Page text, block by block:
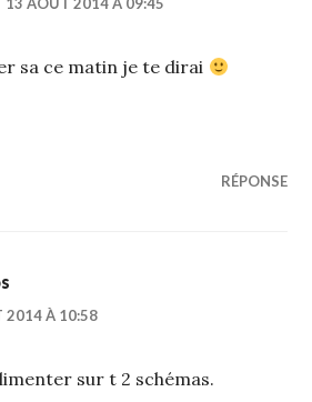
13 AOÛT 2014 À 09:45
sa ce matin je te dirai
RÉPONSE
2014 À 10:58
sur t 2 schémas.